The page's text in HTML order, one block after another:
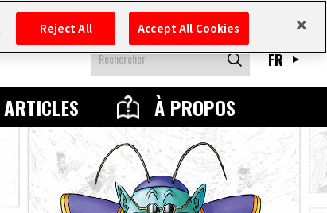
ARTICLES À PROPOS
FR
Reject All Accept All Cookies